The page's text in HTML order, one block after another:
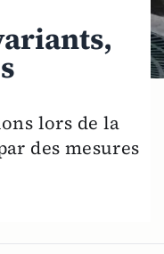
lors de la
des mesures